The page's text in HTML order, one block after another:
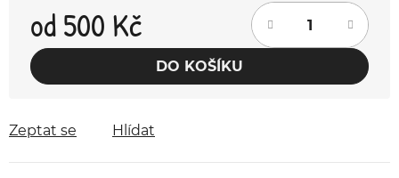
od500 Kč
Měrná cena:
DO KOŠÍKU
Zeptat se Hlídat